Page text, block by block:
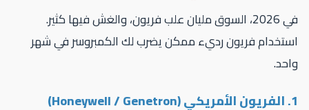
في 2026، السوق مليان علب فريون، والغش فيها كثير.
فريون رديء ممكن يضرب لك الكمبروسر في شهر